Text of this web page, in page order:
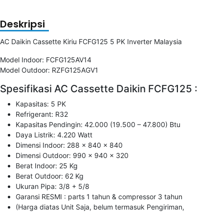
Deskripsi
AC Daikin Cassette Kiriu FCFG125 5 PK Inverter Malaysia
Model Indoor: FCFG125AV14
Model Outdoor: RZFG125AGV1
Spesifikasi AC Cassette Daikin FCFG125 :
Kapasitas: 5 PK
Refrigerant: R32
Kapasitas Pendingin: 42.000 (19.500 – 47.800) Btu
Daya Listrik: 4.220 Watt
Dimensi Indoor: 288 x 840 x 840
Dimensi Outdoor: 990 x 940 x 320
Berat Indoor: 25 Kg
Berat Outdoor: 62 Kg
Ukuran Pipa: 3/8 + 5/8
Garansi RESMI : parts 1 tahun & compressor 3 tahun
(Harga diatas Unit Saja, belum termasuk Pengiriman,